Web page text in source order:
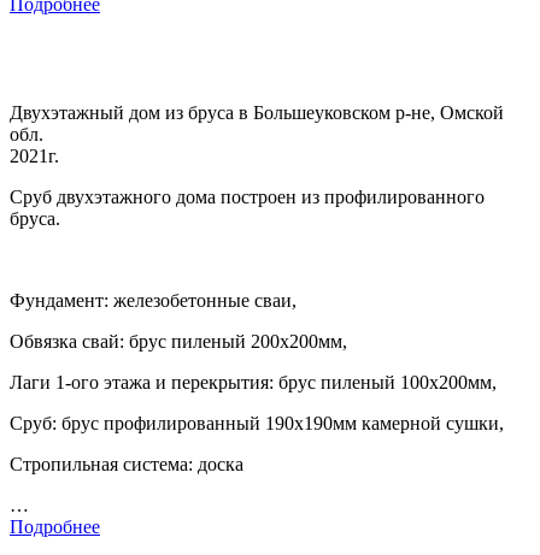
Подробнее
Двухэтажный дом из бруса в Большеуковском р-не, Омской
обл.
2021г.
Сруб двухэтажного дома построен из профилированного
бруса.
Фундамент: железобетонные сваи,
Обвязка свай: брус пиленый 200х200мм,
Лаги 1-ого этажа и перекрытия: брус пиленый 100х200мм,
Сруб: брус профилированный 190х190мм камерной сушки,
Стропильная система: доска
…
Подробнее